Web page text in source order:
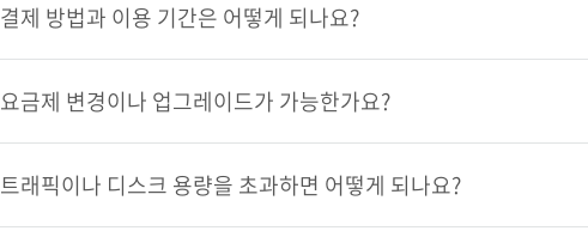
결제 방법과 이용 기간은 어떻게 되나요?
요금제 변경이나 업그레이드가 가능한가요?
트래픽이나 디스크 용량을 초과하면 어떻게 되나요?